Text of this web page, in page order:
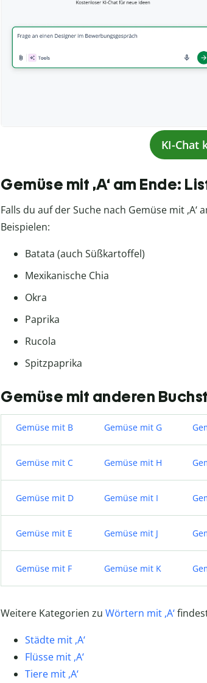
KI-Chat
Gemüse mit ,A‘ am Ende:
Falls du auf der Suche nach Gemüse mit
Beispielen:
Batata (auch Süßkartoffel)
Mexikanische Chia
Okra
Paprika
Rucola
Spitzpaprika
Gemüse mit anderen
Gemüse mit B Gemüse mit G
Gemüse mit C Gemüse mit H
Gemüse mit D Gemüse mit I
Gemüse mit E Gemüse mit J
Gemüse mit F Gemüse mit K
Weitere Kategorien zu Wörtern mit ,A‘
Städte mit ,A‘
Flüsse mit ,A‘
Tiere mit ,A‘